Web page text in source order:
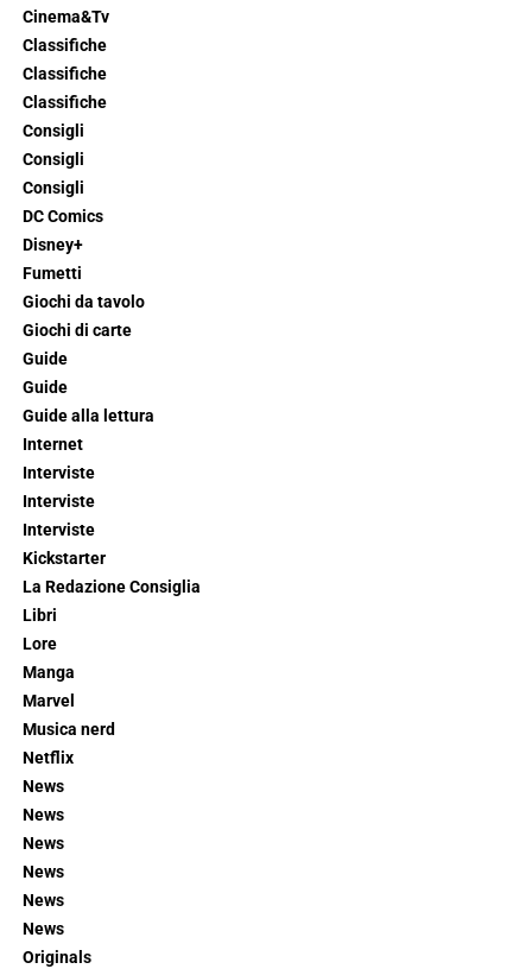
Cinema&Tv
Classifiche
Classifiche
Classifiche
Consigli
Consigli
Consigli
DC Comics
Disney+
Fumetti
Giochi da tavolo
Giochi di carte
Guide
Guide
Guide alla lettura
Internet
Interviste
Interviste
Interviste
Kickstarter
La Redazione Consiglia
Libri
Lore
Manga
Marvel
Musica nerd
Netflix
News
News
News
News
News
News
Originals